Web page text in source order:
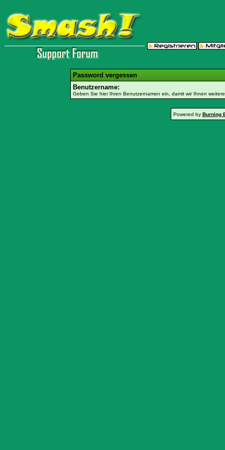
Password vergessen
Benutzername:
Geben Sie hier Ihren Benutzernamen ein, damit wir Ihnen
Powered by Burning